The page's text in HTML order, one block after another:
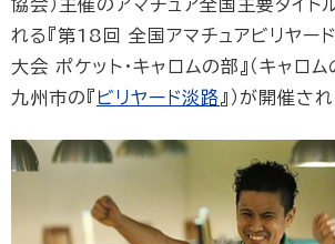
協会）主催のアマチュア全国主要タイト
れる『第18回 全国アマチュアビリヤー
大会 ポケット・キャロムの部』（キャロ
九州市の『 ビリヤード淡路 』）が開催され